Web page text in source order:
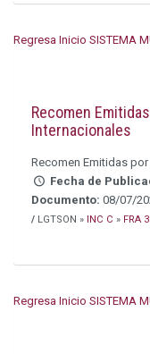
Regresa Inicio SISTEMA
Recomen
Internacionales
Recomen Emitidas
Fecha de
Documento: 08/07/
/ LGTSON » INC C » FRA
Regresa Inicio SISTEMA